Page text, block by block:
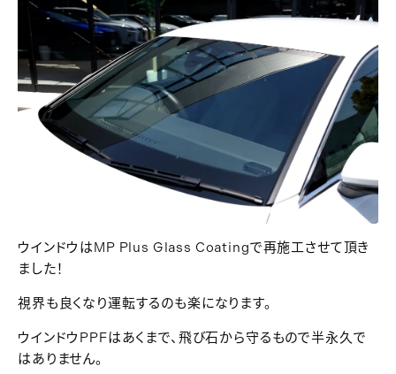
ウインドウはMP Plus Glass Coatingで再施工させて頂き
ました！
視界も良くなり運転するのも楽になります。
ウインドウPPFはあくまで、飛び石から守るもので半永久で
はありません。